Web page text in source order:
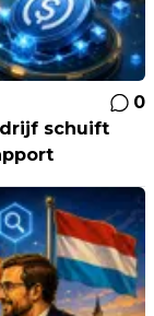
0
schuift